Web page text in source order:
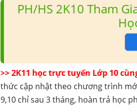
PH/HS 2K10 Tham
>> 2K11 học trực tuyến Lớp 10
thức cập nhật theo chương trình
9,10 chỉ sau 3 tháng, hoàn trả học